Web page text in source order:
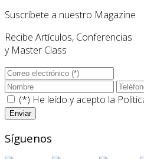
Suscríbete a nuestro Magazine
Recibe Artículos, Conferencias
y Master Class
(*) He leído y acepto la
Síguenos